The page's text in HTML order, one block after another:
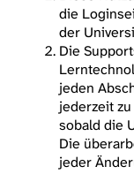
die
der
Die
jeden
jederzeit
sobald die
Die
jeder